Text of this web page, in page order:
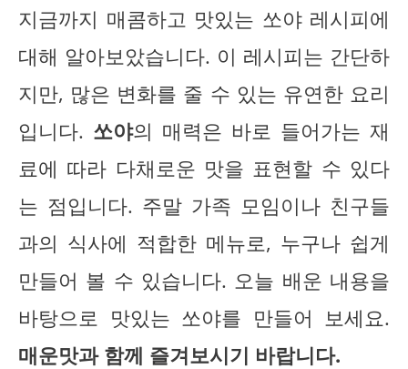
지금까지 매콤하고 맛있는 쏘야 레시피에
대해 알아보았습니다. 이 레시피는 간단하
지만, 많은 변화를 줄 수 있는 유연한 요리
입니다. 쏘야의 매력은 바로 들어가는 재
료에 따라 다채로운 맛을 표현할 수 있다
는 점입니다. 주말 가족 모임이나 친구들
과의 식사에 적합한 메뉴로, 누구나 쉽게
만들어 볼 수 있습니다. 오늘 배운 내용을
바탕으로 맛있는 쏘야를 만들어 보세요.
매운맛과 함께 즐겨보시기 바랍니다.